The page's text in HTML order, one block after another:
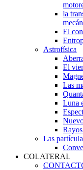
la
El
Astrofísica
El
Las
Luna
Las
COLATERAL